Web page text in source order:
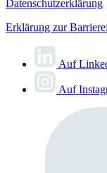
Datenschutzerklärung
Erklärung zur
Auf
Auf